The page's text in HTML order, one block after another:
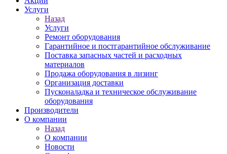
Услуги
Назад
Услуги
Ремонт оборудования
Гарантийное и постгарантийное обслуживание
Поставка запасных частей и расходных
материалов
Продажа оборудования в лизинг
Организация доставки
Пусконаладка и техническое обслуживание
оборудования
Производители
О компании
Назад
О компании
Новости